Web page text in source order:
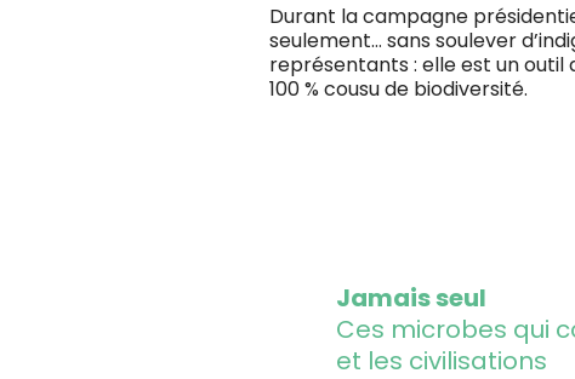
Durant la campagne
seulement… sans soulever
représentants : elle est un outil
100 % cousu de biodiversité.
Jamais seul
Ces microbes qui
et les civilisations